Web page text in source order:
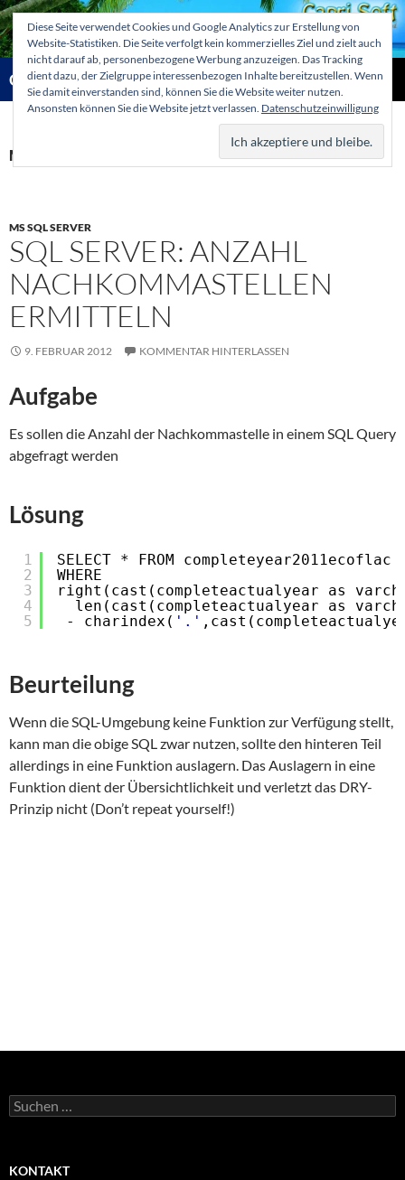
Zum
Inhalt
springen
Capri-Soft Knowledge database
Suchen
MENÜ
Monatsarchiv: Februar 2012
MS SQL SERVER
SQL SERVER: ANZAHL
NACHKOMMASTELLEN
ERMITTELN
9. FEBRUAR 2012 KOMMENTAR HINTERLASSEN
Aufgabe
Es sollen die Anzahl der Nachkommastelle in einem SQL Query
abgefragt werden
Lösung
1
2
3
4
5
SELECT * FROM completeyear2011ecoflac
WHERE
right(cast(completeactualyear as
len(cast(completeactualyear as
- charindex( '.'
Beurteilung
Wenn die SQL-Umgebung keine Funktion zur Verfügung stellt,
kann man die obige SQL zwar nutzen, sollte den hinteren Teil
allerdings in eine Funktion auslagern. Das Auslagern in eine
Funktion dient der Übersichtlichkeit und verletzt das DRY-
Prinzip nicht (Don’t repeat yourself!)
Suchen
nach:
KONTAKT
Diese Seite verwendet Cookies und Google Analytics zur Erstellung von
Website-Statistiken. Die Seite verfolgt kein kommerzielles Ziel und zielt auch
nicht darauf ab, personenbezogene Werbung anzuzeigen. Das Tracking
dient dazu, der Zielgruppe interessenbezogen Inhalte bereitzustellen. Wenn
Sie damit einverstanden sind, können Sie die Website weiter nutzen.
Ansonsten können Sie die Website jetzt verlassen. Datenschutzeinwilligung